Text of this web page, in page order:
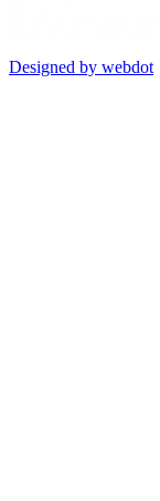
Designed by webdot